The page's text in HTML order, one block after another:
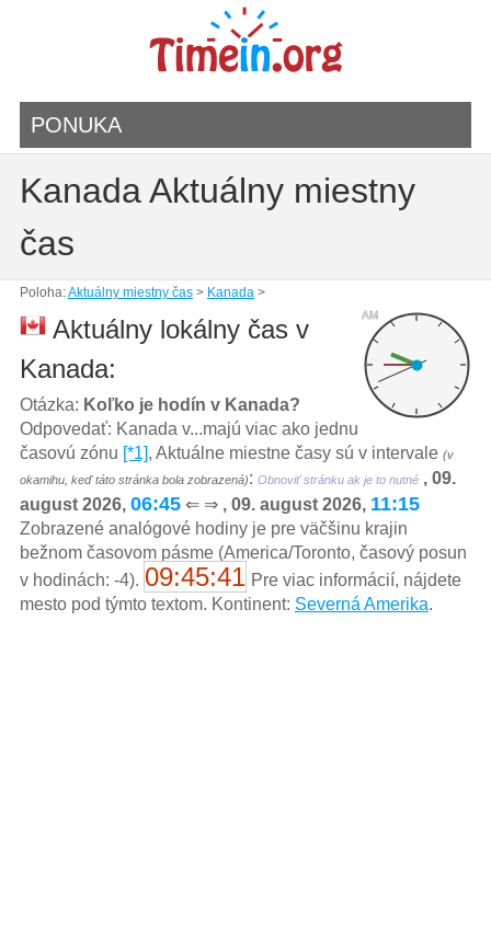
PONUKA
Kanada Aktuálny miestny
čas
Poloha:Aktuálny miestny čas> Kanada>
AM
Aktuálny lokálny čas v
Kanada:
Otázka: Koľko je hodín v Kanada?
Odpovedať: Kanada v...majú viac ako jednu
časovú zónu [*1], Aktuálne miestne časy sú v intervale (v
okamihu, keď táto stránka bola zobrazená): Obnoviť stránku ak je to nutné , 09.
august 2026, 06:45 ⇐ ⇒ , 09. august 2026, 11:15
Zobrazené analógové hodiny je pre väčšinu krajin
bežnom časovom pásme (America/Toronto, časový posun
v hodinách: -4). 09:45:41 Pre viac informácií, nájdete
mesto pod týmto textom. Kontinent: Severná Amerika.